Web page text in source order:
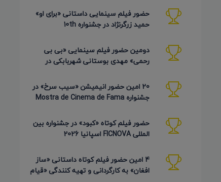
حضور فیلم سینمایی داستانی «برای او»
حمید زرگرنژاد در جشنواره 10th
دومین حضور فیلم سینمایی «بی بی
رحمی» مهدی بوستانی شهربابکی در
20 امین حضور انیمیشن «سیب سرخ» در
جشنواره Mostra de Cinema de Fama
حضور فیلم کوتاه «کبود» در جشنواره بین
المللی FICNOVA اسپانیا 2026
4 امین حضور فیلم کوتاه داستانی «ساز
افغان» به کارگردانی و تهیه کنندگی «قیام